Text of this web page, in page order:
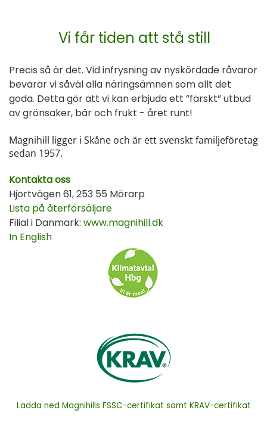
Vi får tiden att stå still
Precis så är det. Vid infrysning av nyskördade råvaror
bevarar vi såväl alla näringsämnen som allt det
goda. Detta gör att vi kan erbjuda ett ”färskt” utbud
av grönsaker, bär och frukt - året runt!
Magnihill ligger i Skåne och är ett svenskt familjeföretag
sedan 1957.
Kontakta oss
Hjortvägen 61, 253 55 Mörarp
Lista på återförsäljare
Filial i Danmark: www.magnihill.dk
In English
Ladda ned Magnihills FSSC-certifikat samt KRAV-certifikat